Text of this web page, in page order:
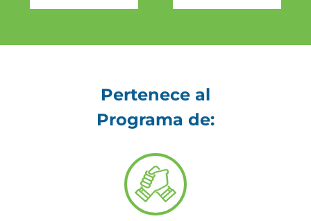
Pertenece al
Programa de: